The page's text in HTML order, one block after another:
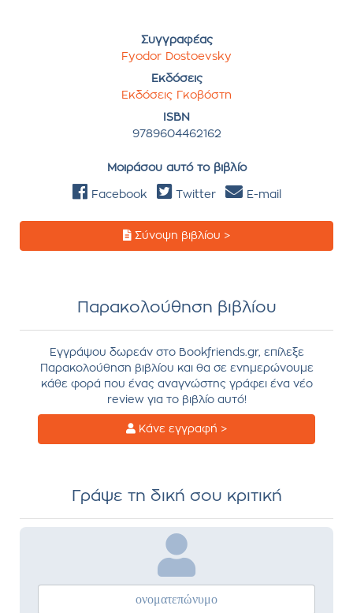
Συγγραφέας
Fyodor Dostoevsky
Εκδόσεις
Εκδόσεις Γκοβόστη
ISBN
9789604462162
Μοιράσου αυτό το βιβλίο
Facebook Twitter E-mail
Σύνοψη βιβλίου >
Παρακολούθηση βιβλίου
Εγγράψου δωρεάν στο Bookfriends.gr, επίλεξε
Παρακολούθηση βιβλίου και θα σε ενημερώνουμε
κάθε φορά που ένας αναγνώστης γράφει ένα νέο
review για το βιβλίο αυτό!
Κάνε εγγραφή >
Γράψε τη δική σου κριτική